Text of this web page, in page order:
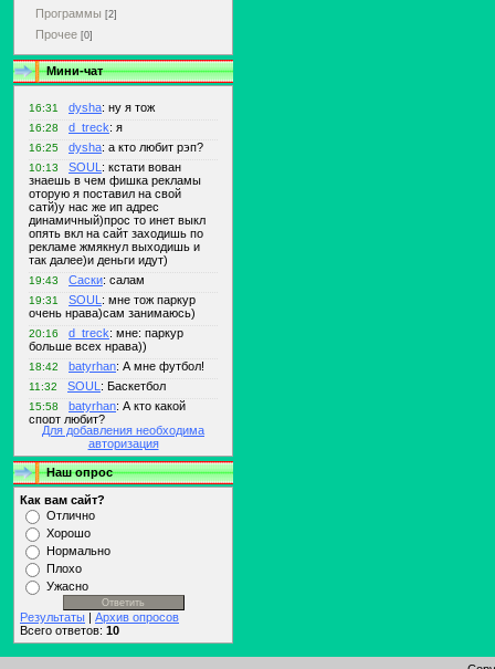
Программы [2]
Прочее [0]
Мини-чат
Для добавления необходима
авторизация
Наш опрос
Как вам сайт?
Отлично
Хорошо
Нормально
Плохо
Ужасно
Результаты | Архив опросов
Всего ответов: 10